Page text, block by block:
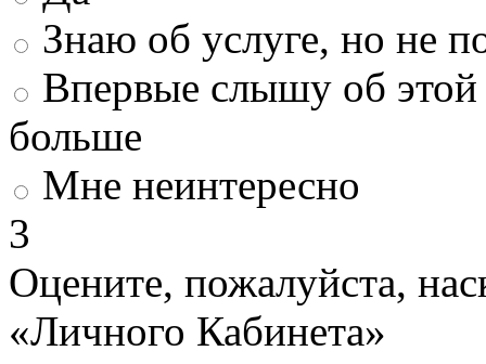
Знаю об услуге, но не
Впервые слышу об этой
больше
Мне неинтересно
3
Оцените, пожалуйста,
«Личного Кабинета»